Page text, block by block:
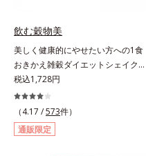
飲む穀物美
美しく健康的にやせたい方への1食
おきかえ雑穀ダイエットシェイク。
豆乳や牛乳などと粉を混ぜるだけで
簡単、1食おきかえ雑穀ダイエット
シェイクです。サクサクッと噛める
食感豊かな大豆フレークが、噛むこ
とで食欲を満たしてくれます。さら
税込1,728円
（4.17 /573件）
通販限定